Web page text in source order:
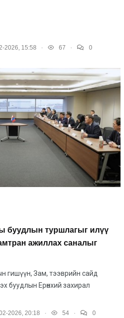
2026, 15:58 . 67 . 0
буудлын туршлагыг илүү
ажиллах саналыг
гишүүн, Зам, тээврийн сайд
буудлын Ерөнхий захирал
2026, 20:18 . 54 . 0